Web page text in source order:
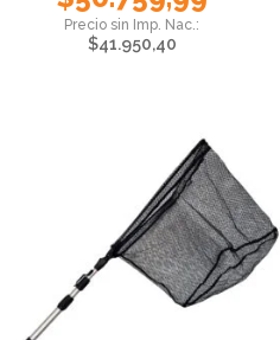
$41.950,40